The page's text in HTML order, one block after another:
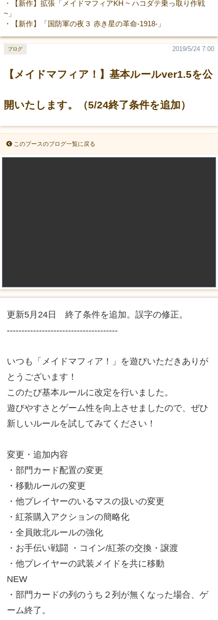
・【新作】拡張「メイドマフィアKH ~ ハコダテ乗っ取り作戦
~」
・【新作】「国防軍の夜３ 赤き星の革命-1918-」
【メイドマフィア！】基本ルールver1.5を公
開いたします。（5/24終了条件を追加）
2019/5/24 7:00
ブログ
このブースのブログ一覧に戻る
更新5月24日 終了条件を追加。誤字の修正。
--------------------------------------
いつも「メイドマフィア！」を遊びいただきありが
とうございます！
このたび基本ルールに改定を行いました。
遊びやすさとゲーム性を向上させましたので、ぜひ
新しいルールを試してみてください！
変更・追加内容
・部門カード配置の変更
・移動ルールの変更
・他プレイヤーのいるマスの扱いの変更
・紅茶購入アクションの簡略化
・全員敗北ルールの強化
・お手伝い戦闘 ・コイン/紅茶の交換・譲渡
・他プレイヤーの武装メイドを共に移動
NEW
・部門カードの列のうち２列が無くなった場合、ゲ
ーム終了。